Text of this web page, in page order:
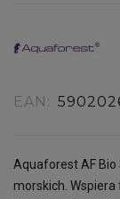
EAN:
Aquaforest AF
morskich.